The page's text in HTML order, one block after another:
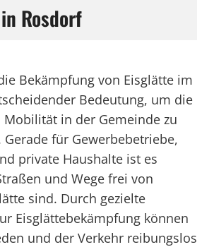
Rosdorf
Bekämpfung von Eisglätte im
Bedeutung, um die
Mobilität in der Gemeinde zu
für Gewerbebetriebe,
private Haushalte ist es
und Wege frei von
sind. Durch gezielte
Eisglättebekämpfung können
und der Verkehr reibungslos